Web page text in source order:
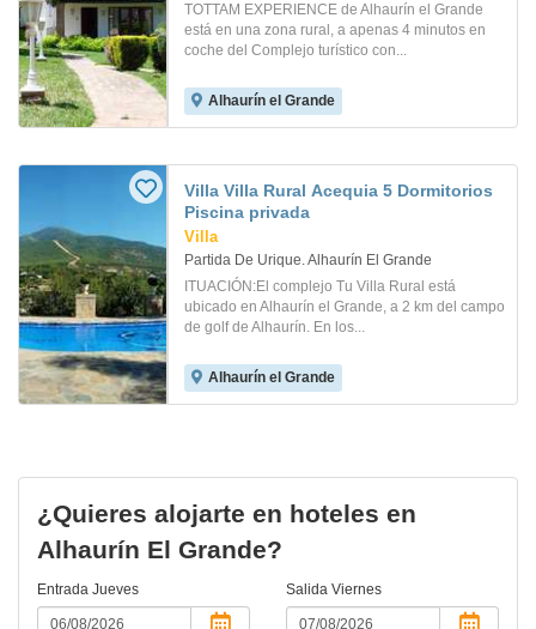
TOTTAM EXPERIENCE de Alhaurín el Grande
está en una zona rural, a apenas 4 minutos en
coche del Complejo turístico con...
Alhaurín el Grande
Villa Villa Rural Acequia 5 Dormitorios
Piscina privada
Villa
Partida De Urique. Alhaurín El Grande
ITUACIÓN:El complejo Tu Villa Rural está
ubicado en Alhaurín el Grande, a 2 km del campo
de golf de Alhaurín. En los...
Alhaurín el Grande
¿Quieres alojarte en hoteles en
Alhaurín El Grande?
Entrada Jueves Salida Viernes